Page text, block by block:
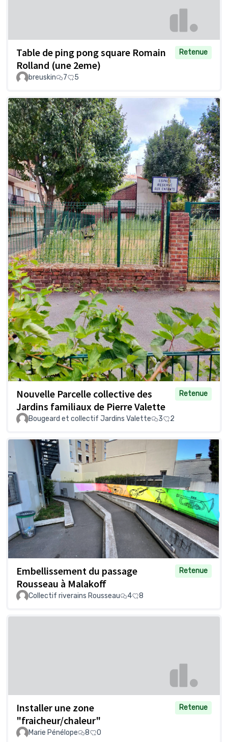
Table de ping pong square Romain
Rolland (une 2eme)
Retenue
breuskin 7 5
Nouvelle Parcelle collective des
Jardins familiaux de Pierre Valette
Retenue
Bougeard et collectif Jardins Valette 3 2
Embellissement du passage
Rousseau à Malakoff
Retenue
Collectif riverains Rousseau 4 8
Installer une zone
"fraicheur/chaleur"
Retenue
Marie Pénélope 8 0